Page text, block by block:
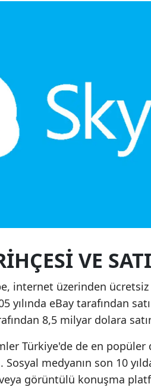
VE
internet üzerinden
yılında eBay tarafından
8,5 milyar dolara
Türkiye'de de en
medyanın son 10
görüntülü konuşma